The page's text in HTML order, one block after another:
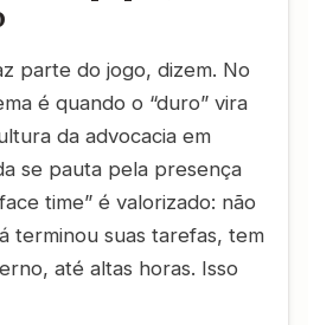
parte do jogo, dizem. No
é quando o “duro” vira
da advocacia em
se pauta pela presença
time” é valorizado: não
terminou suas tarefas, tem
até altas horas. Isso